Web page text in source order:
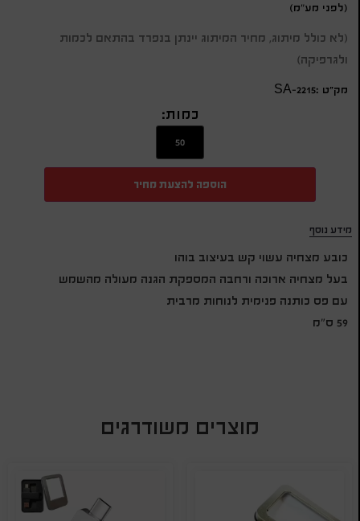
(לפני מע"מ)
(לא כולל מיתוג, מחיר המיתוג יינתן בנפרד בהתאם לכמות
ולגרפיקה)
מק״ט :SA-2215
כמות:
הוספה להצעת מחיר
מידע נוסף
כובע מצחיה עשוי קש בעיצוב בוהו
בעל מצחיה ארוכה ורחבה המספקת הגנה מעולה מהשמש
עם פס כותנה פנימית לנוחות מרבית
59 ס"מ
מוצרים משודרגים